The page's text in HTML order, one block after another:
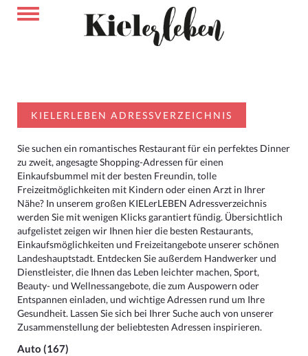
KIELERLEBEN ADRESSVERZEICHNIS
Sie suchen ein romantisches Restaurant für ein perfektes Dinner
zu zweit, angesagte Shopping-Adressen für einen
Einkaufsbummel mit der besten Freundin, tolle
Freizeitmöglichkeiten mit Kindern oder einen Arzt in Ihrer
Nähe? In unserem großen KIELerLEBEN Adressverzeichnis
werden Sie mit wenigen Klicks garantiert fündig. Übersichtlich
aufgelistet zeigen wir Ihnen hier die besten Restaurants,
Einkaufsmöglichkeiten und Freizeitangebote unserer schönen
Landeshauptstadt. Entdecken Sie außerdem Handwerker und
Dienstleister, die Ihnen das Leben leichter machen, Sport,
Beauty- und Wellnessangebote, die zum Auspowern oder
Entspannen einladen, und wichtige Adressen rund um Ihre
Gesundheit. Lassen Sie sich bei Ihrer Suche auch von unserer
Zusammenstellung der beliebtesten Adressen inspirieren.
Auto (167)